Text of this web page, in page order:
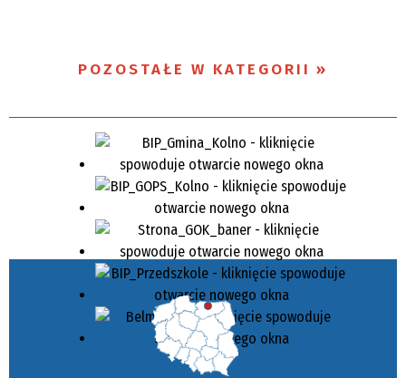
POZOSTAŁE W KATEGORII